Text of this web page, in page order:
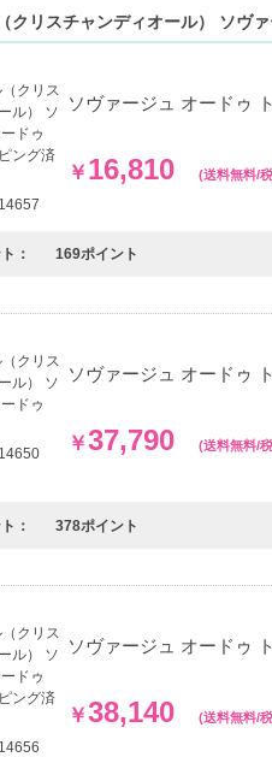
】
ソヴァージュは素材の美しさを引き
産-地元の生産者との協力で作り出さ
すすめ】
個性を大切にする男性。
慮した商品を選ぶ方。
】
クリスチャンディオール） ソヴ
ソヴァージュ オードゥ
￥ 16,810 (送料無料/
： 169ポイント
ソヴァージュ オードゥ
￥37,790 (送料無料/
： 378ポイント
ソヴァージュ オードゥ
￥38,140 (送料無料/